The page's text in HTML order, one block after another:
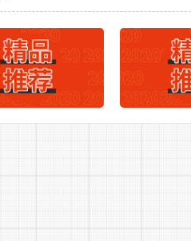
附联系方式的盖章书面证明
主管职能部门)经办人亲笔签字
人员资格审核通过进入笔试后
格审查